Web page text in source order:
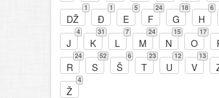
DŽ
1
Đ
1
E
5
F
24
G
18
H
6
J
4
K
31
L
7
M
24
N
15
O
17
R
24
S
52
Š
6
T
23
U
12
V
13
Ž
4